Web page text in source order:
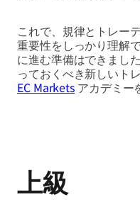
これで、規律とトレー
重要性をしっかり理解
に進む準備はできまし
っておくべき新しいト
EC Markets アカデミー
上級